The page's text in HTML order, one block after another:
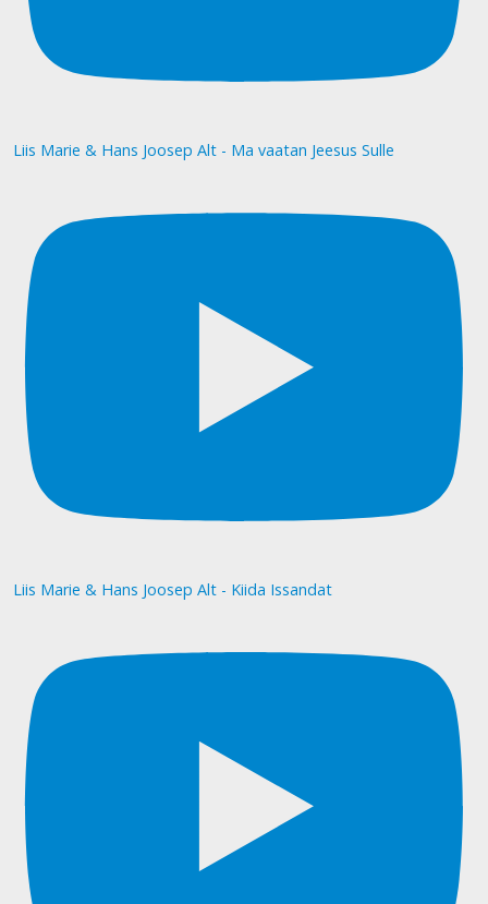
Liis Marie & Hans Joosep Alt - Ma vaatan Jeesus Sulle
Liis Marie & Hans Joosep Alt - Kiida Issandat